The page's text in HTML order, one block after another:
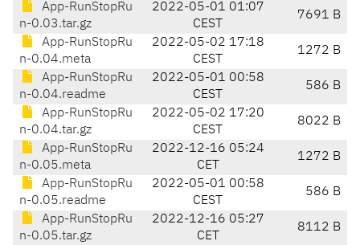
App-RunStopRu
n-0.03.tar.gz
2022-05-01 01:07
CEST
7691 B
App-RunStopRu
n-0.04.meta
2022-05-02 17:18
CEST
1272 B
App-RunStopRu
n-0.04.readme
2022-05-01 00:58
CEST
586 B
App-RunStopRu
n-0.04.tar.gz
2022-05-02 17:20
CEST
8022 B
App-RunStopRu
n-0.05.meta
2022-12-16 05:24
CET
1272 B
App-RunStopRu
n-0.05.readme
2022-05-01 00:58
CEST
586 B
App-RunStopRu
n-0.05.tar.gz
2022-12-16 05:27
CET
8112 B